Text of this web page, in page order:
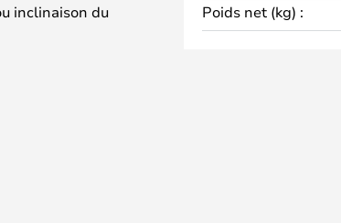
inclinaison du
pour
Poids net (kg) :